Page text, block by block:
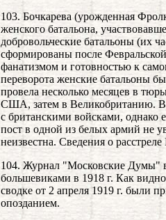
103. Бочкарева (урожденная
женского батальона,
добровольческие батальоны (их
сформированы после
фанатизмом и готовностью к
переворота женские батальоны
провела несколько месяцев в
США, затем в Великобританию. В
с британскими войсками, однако
пост в одной из белых армий не
неизвестна. Сведения о
104. Журнал "Московские Думы"
большевиками в 1918 г. Как
сводке от 2 апреля 1919 г. были
опозданием.